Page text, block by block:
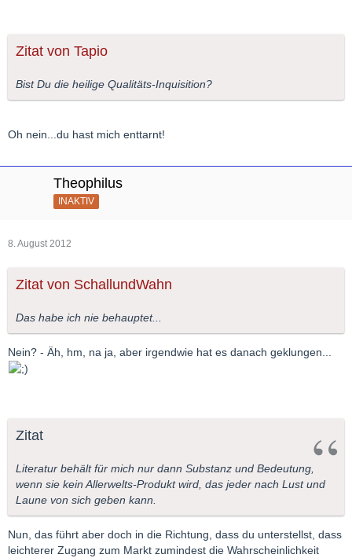
Zitat von Tapio
Bist Du die heilige Qualitäts-Inquisition?
Oh nein...du hast mich enttarnt!
Theophilus
INAKTIV
8. August 2012
Zitat von SchallundWahn
Das habe ich nie behauptet...
Nein? - Äh, hm, na ja, aber irgendwie hat es danach geklungen...
Zitat
Literatur behält für mich nur dann Substanz und Bedeutung,
wenn sie kein Allerwelts-Produkt wird, das jeder nach Lust und
Laune von sich geben kann.
Nun, das führt aber doch in die Richtung, dass du unterstellst, dass
leichterer Zugang zum Markt zumindest die Wahrscheinlichkeit